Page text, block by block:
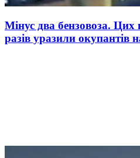
Мінус два бензовоза.
разів уразили окупантів